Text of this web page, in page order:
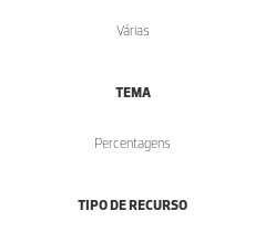
Várias
TEMA
Percentagens
TIPO DE RECURSO